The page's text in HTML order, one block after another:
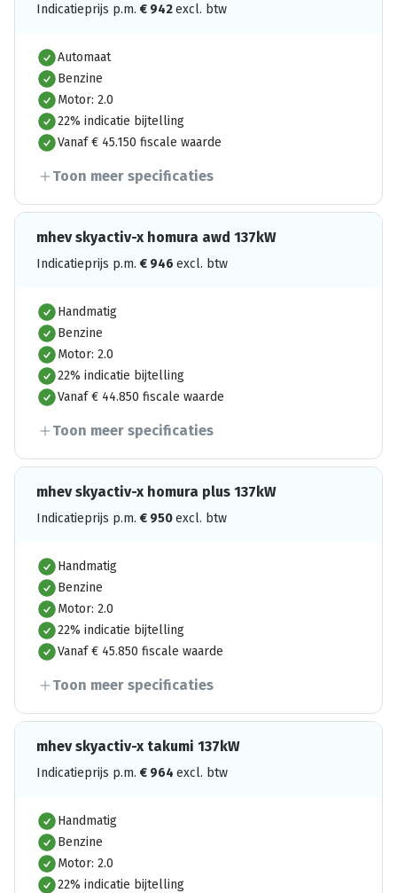
Indicatieprijs p.m. € 942excl. btw
Automaat
Benzine
Motor: 2.0
22% indicatie bijtelling
Vanaf € 45.150 fiscale waarde
Toon meer specificaties
mhev skyactiv-x homura awd 137kW
Indicatieprijs p.m. € 946 excl. btw
Handmatig
Benzine
Motor: 2.0
22% indicatie bijtelling
Vanaf € 44.850 fiscale waarde
Toon meer specificaties
mhev skyactiv-x homura plus 137kW
Indicatieprijs p.m. € 950excl. btw
Handmatig
Benzine
Motor: 2.0
22% indicatie bijtelling
Vanaf € 45.850 fiscale waarde
Toon meer specificaties
mhev skyactiv-x takumi 137kW
Indicatieprijs p.m. € 964 excl. btw
Handmatig
Benzine
Motor: 2.0
22% indicatie bijtelling